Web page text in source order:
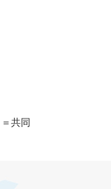
共同